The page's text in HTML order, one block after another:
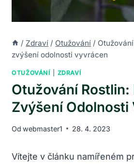
/ Zdraví / Otužování /
zvýšení odolnosti vyvrácen
OTUŽOVÁNÍ ZDRAVÍ
Otužování Rostlin:
Zvýšení Odolnosti
Od webmaster1 28. 4. 2023
Vítejte v článku namířeném